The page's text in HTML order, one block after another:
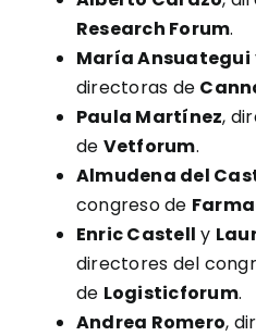
Research Forum.
María Ansuategui
directoras de
Paula Martínez,
de Vetforum.
Almudena del
congreso de
Enric Castell y
directores del
de Logisticforum.
Andrea Romero,